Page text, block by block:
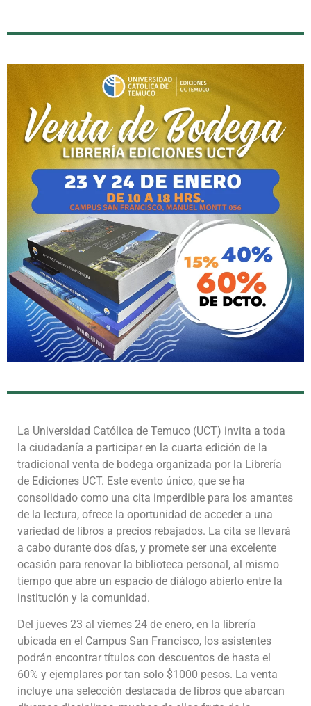
La Universidad Católica de Temuco (UCT) invita a toda
la ciudadanía a participar en la cuarta edición de la
tradicional venta de bodega organizada por la Librería
de Ediciones UCT. Este evento único, que se ha
consolidado como una cita imperdible para los amantes
de la lectura, ofrece la oportunidad de acceder a una
variedad de libros a precios rebajados. La cita se llevará
a cabo durante dos días, y promete ser una excelente
ocasión para renovar la biblioteca personal, al mismo
tiempo que abre un espacio de diálogo abierto entre la
institución y la comunidad.
Del jueves 23 al viernes 24 de enero, en la librería
ubicada en el Campus San Francisco, los asistentes
podrán encontrar títulos con descuentos de hasta el
60% y ejemplares por tan solo $1000 pesos. La venta
incluye una selección destacada de libros que abarcan